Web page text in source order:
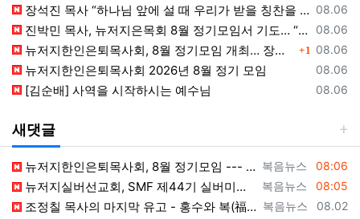
등록일
08.06
장석진 목사 “하나님 앞에 설 때 우리가 받을 칭찬을 생각하라”
등록일
08.06
진박민 목사, 뉴저지은목회 8월 정기모임서 기도… “은목회 모든 순서 위에 하나님의 영광 나타나게 하소서”
등록일
08.06
뉴저지한인은퇴목사회, 8월 정기모임 개최… 장석진 목사 “우리가 받을 칭찬은?” 설교 댓글
1
등록일
08.06
뉴저지한인은퇴목사회 2026년 8월 정기 모임
등록일
08.06
[김순배] 사역을 시작하시는 예수님
새댓글
등록자
복음뉴스 등록일
08:06
뉴저지한인은퇴목사회, 8월 정기모임 --- "요한처럼 예수님만 높이며 살자" [2026년 8월 7일 금요일 자 뉴욕일보 기사] ==> https…
등록자
복음뉴스 등록일
08:05
뉴저지실버선교회, SMF 제44기 실버미션스쿨 수강생 모집 [2026년 8월 7일 금요일 자 뉴욕일보 기사] ==> https://www.bog…
등록자
복음뉴스 등록일
08.02
조정칠 목사의 마지막 유고 - 홍수와 복(福) 자(字) [2026년 8월 1일 토요일 자 뉴욕일보 기사] ==> https://www.bogeu…